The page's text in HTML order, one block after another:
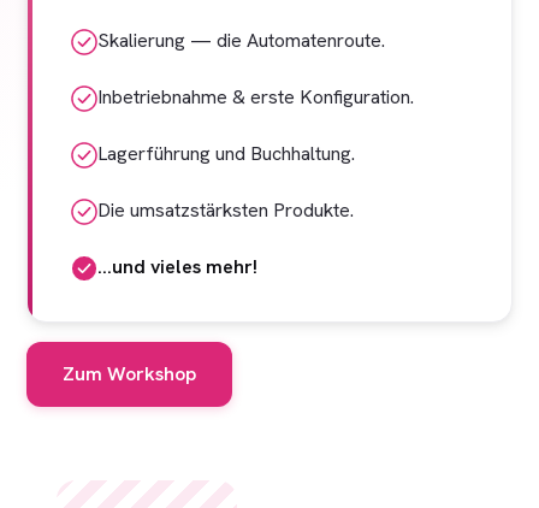
Skalierung — die Automatenroute.
Inbetriebnahme & erste Konfiguration.
Lagerführung und Buchhaltung.
Die umsatzstärksten Produkte.
…und vieles mehr!
Zum Workshop